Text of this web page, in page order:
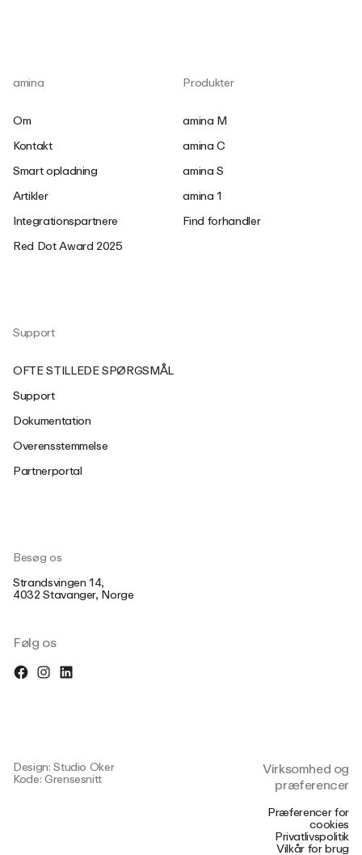
amina
Om
Kontakt
Smart opladning
Artikler
Integrationspartnere
Red Dot Award 2025
Produkter
amina M
amina C
amina S
amina 1
Find forhandler
Support
OFTE STILLEDE SPØRGSMÅL
Support
Dokumentation
Overensstemmelse
Partnerportal
Design: Studio Oker
Kode: Grensesnitt
Følg os
Besøg os
Strandsvingen 14,
4032 Stavanger, Norge
Virksomhed og
præferencer
Præferencer for
cookies
Privatlivspolitik
Vilkår for brug